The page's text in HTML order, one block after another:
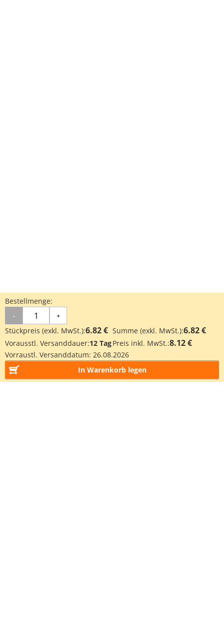
Bestellmenge:
- +
Stückpreis (exkl. MwSt.):6.82 € Summe (exkl. MwSt.):6.82 €
Vorausstl. Versanddauer:12 TagPreis inkl. MwSt.:8.12 €
Vorraustl. Versanddatum: 26.08.2026
In Warenkorb legen